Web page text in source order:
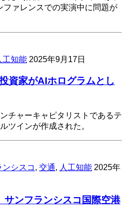
ファレンスでの実演中に問題が
工知能 2025年9月17日
資家がAIホログラムとし
チャーキャピタリストであるテ
ツインが作成された。
シスコ , 交通, 人工知能 2025年
ンフランシスコ国際空港